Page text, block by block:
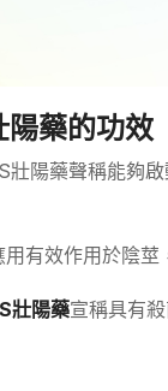
陽藥的功效
陽藥聲稱能夠
有效作用於陰
壯陽藥宣稱具有